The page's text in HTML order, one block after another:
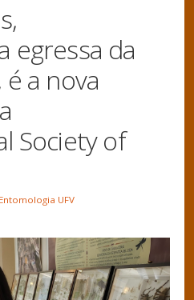
egressa da
a nova
Society of
Entomologia UFV